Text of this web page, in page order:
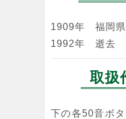
1909年 福岡県
1992年 逝去
取扱
下の各50音ボ